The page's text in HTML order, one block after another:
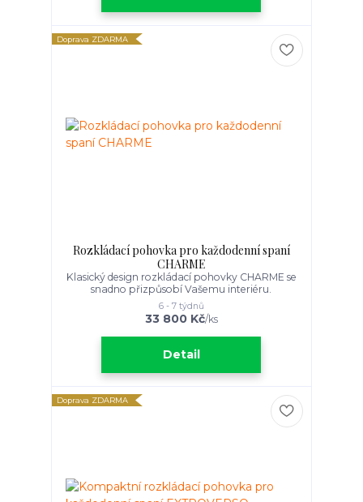
Doprava ZDARMA
Rozkládací pohovka pro každodenní spaní
CHARME
Klasický design rozkládací pohovky CHARME se
snadno přizpůsobí Vašemu interiéru.
33 800 Kč/ks
6 - 7 týdnů
Detail
Doprava ZDARMA